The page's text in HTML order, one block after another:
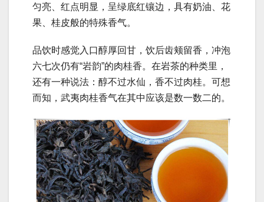
匀亮、红点明显，呈绿底红镶边，具有奶油、花
果、桂皮般的特殊香气。
品饮时感觉入口醇厚回甘，饮后齿颊留香，冲泡
六七次仍有“岩韵”的肉桂香。在岩茶的种类里，
还有一种说法：醇不过水仙，香不过肉桂。可想
而知，武夷肉桂香气在其中应该是数一数二的。